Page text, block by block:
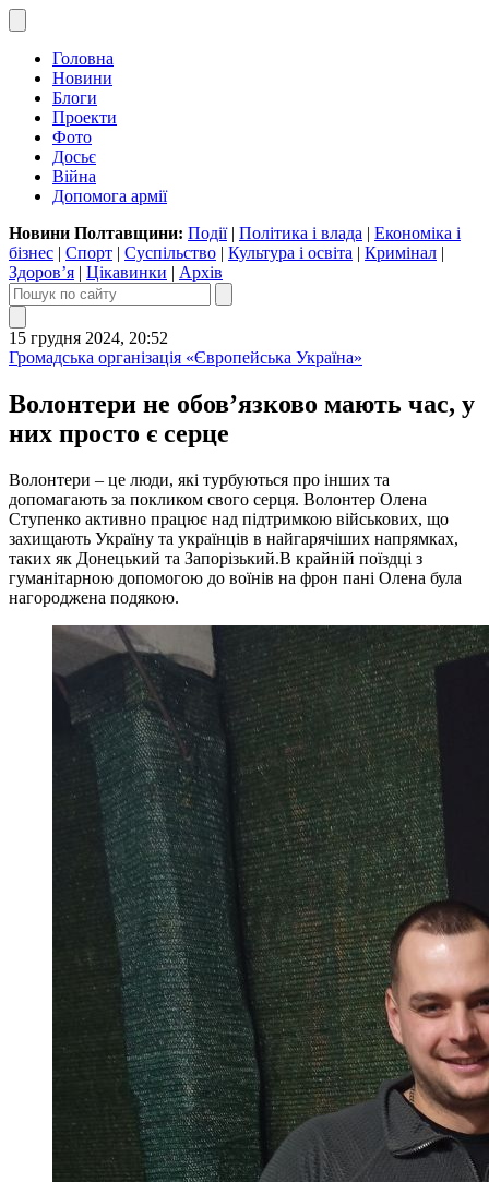
Головна
Новини
Блоги
Проекти
Фото
Досьє
Війна
Допомога армії
Новини Полтавщини: Події| Політика і влада | Економіка і
бізнес | Спорт | Суспільство | Культура і освіта | Кримінал |
Здоров’я | Цікавинки | Архів
15 грудня 2024, 20:52
Громадська організація «Європейська Україна»
Волонтери не обов’язково мають час, у
них просто є серце
Волонтери – це люди, які турбуються про інших та
допомагають за покликом свого серця. Волонтер Олена
Ступенко активно працює над підтримкою військових, що
захищають Україну та українців в найгарячіших напрямках,
таких як Донецький та Запорізький.В крайній поїздці з
гуманітарною допомогою до воїнів на фрон пані Олена була
нагороджена подякою.